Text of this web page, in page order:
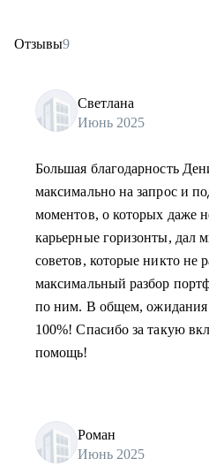
Отзывы9
Светлана
Июнь 2025
Большая благодарность
максимально на запрос и
моментов, о которых даже
карьерные горизонты, дал
советов, которые никто не
максимальный разбор
по ним. В общем, ожидания
100%! Спасибо за такую
помощь!
Роман
Июнь 2025